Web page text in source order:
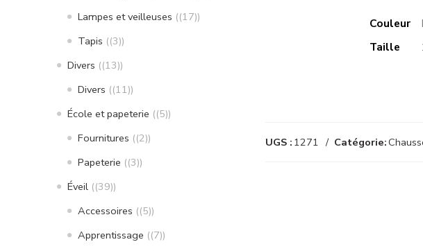
Couleur
Taille
UGS : 1271 Catégorie:
Lampes et veilleuses (17)
Tapis (3)
Divers (13)
Divers (11)
École et papeterie (5)
Fournitures (2)
Papeterie (3)
Éveil (39)
Accessoires (5)
Apprentissage (7)